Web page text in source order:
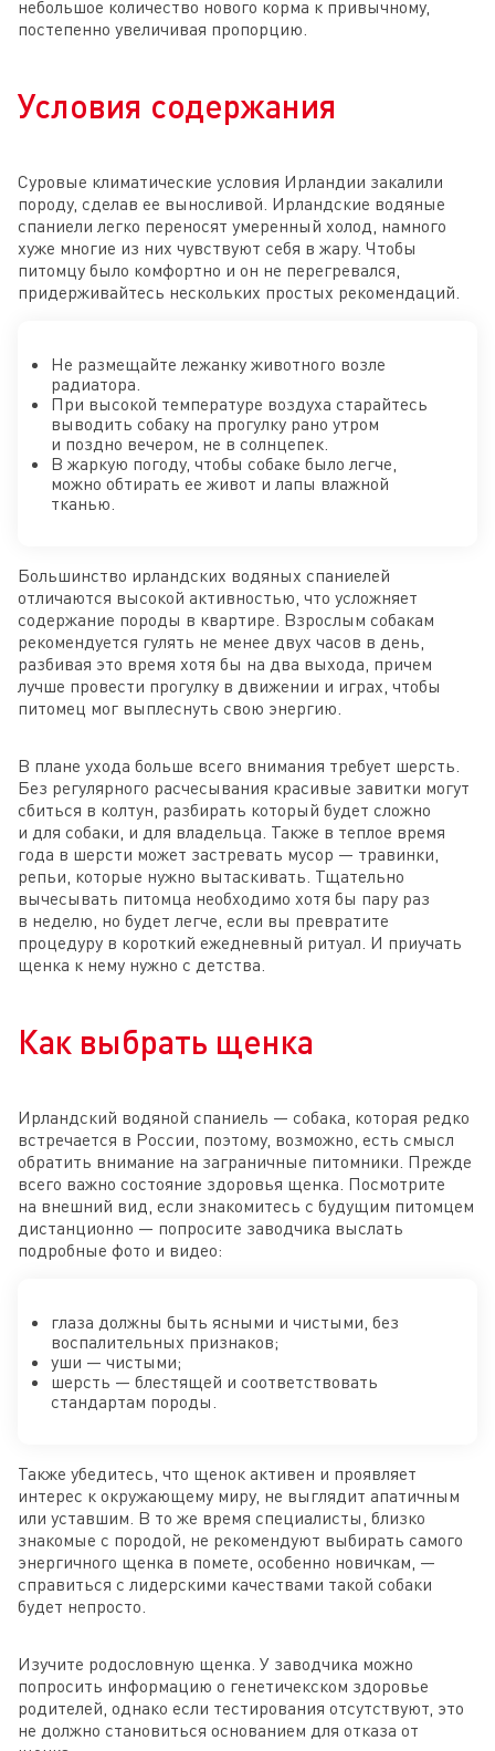
небольшое количество нового корма к привычному,
постепенно увеличивая пропорцию.
Условия содержания
Суровые климатические условия Ирландии закалили
породу, сделав ее выносливой. Ирландские водяные
спаниели легко переносят умеренный холод, намного
хуже многие из них чувствуют себя в жару. Чтобы
питомцу было комфортно и он не перегревался,
придерживайтесь нескольких простых рекомендаций.
Не размещайте лежанку животного возле
радиатора.
При высокой температуре воздуха старайтесь
выводить собаку на прогулку рано утром
и поздно вечером, не в солнцепек.
В жаркую погоду, чтобы собаке было легче,
можно обтирать ее живот и лапы влажной
тканью.
Большинство ирландских водяных спаниелей
отличаются высокой активностью, что усложняет
содержание породы в квартире. Взрослым собакам
рекомендуется гулять не менее двух часов в день,
разбивая это время хотя бы на два выхода, причем
лучше провести прогулку в движении и играх, чтобы
питомец мог выплеснуть свою энергию.
В плане ухода больше всего внимания требует шерсть.
Без регулярного расчесывания красивые завитки могут
сбиться в колтун, разбирать который будет сложно
и для собаки, и для владельца. Также в теплое время
года в шерсти может застревать мусор — травинки,
репьи, которые нужно вытаскивать. Тщательно
вычесывать питомца необходимо хотя бы пару раз
в неделю, но будет легче, если вы превратите
процедуру в короткий ежедневный ритуал. И приучать
щенка к нему нужно с детства.
Как выбрать щенка
Ирландский водяной спаниель — собака, которая редко
встречается в России, поэтому, возможно, есть смысл
обратить внимание на заграничные питомники. Прежде
всего важно состояние здоровья щенка. Посмотрите
на внешний вид, если знакомитесь с будущим питомцем
дистанционно — попросите заводчика выслать
подробные фото и видео:
глаза должны быть ясными и чистыми, без
воспалительных признаков;
уши — чистыми;
шерсть — блестящей и соответствовать
стандартам породы.
Также убедитесь, что щенок активен и проявляет
интерес к окружающему миру, не выглядит апатичным
или уставшим. В то же время специалисты, близко
знакомые с породой, не рекомендуют выбирать самого
энергичного щенка в помете, особенно новичкам, —
справиться с лидерскими качествами такой собаки
будет непросто.
Изучите родословную щенка. У заводчика можно
попросить информацию о генетичекском здоровье
родителей, однако если тестирования отсутствуют, это
не должно становиться основанием для отказа от